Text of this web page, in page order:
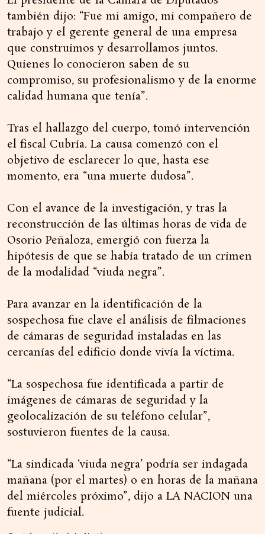
también dijo: “Fue mi amigo, mi compañero de
trabajo y el gerente general de una empresa
que construimos y desarrollamos juntos.
Quienes lo conocieron saben de su
compromiso, su profesionalismo y de la enorme
calidad humana que tenía”.
Tras el hallazgo del cuerpo, tomó intervención
el fiscal Cubría. La causa comenzó con el
objetivo de esclarecer lo que, hasta ese
momento, era “una muerte dudosa”.
Con el avance de la investigación, y tras la
reconstrucción de las últimas horas de vida de
Osorio Peñaloza, emergió con fuerza la
hipótesis de que se había tratado de un crimen
de la modalidad “viuda negra”.
Para avanzar en la identificación de la
sospechosa fue clave el análisis de filmaciones
de cámaras de seguridad instaladas en las
cercanías del edificio donde vivía la víctima.
“La sospechosa fue identificada a partir de
imágenes de cámaras de seguridad y la
geolocalización de su teléfono celular”,
sostuvieron fuentes de la causa.
“La sindicada ‘viuda negra’ podría ser indagada
mañana (por el martes) o en horas de la mañana
del miércoles próximo”, dijo a LA NACION una
fuente judicial.